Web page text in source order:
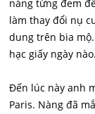
nàng từng đem
làm thay đổi nụ
dung trên bia
hạc giấy ngày nào.
Đến lúc này anh
Paris. Nàng đã